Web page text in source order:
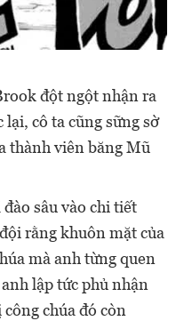
đột ngột nhận ra
cô ta cũng sững sờ
thành viên băng Mũ
đào sâu vào chi tiết
rằng khuôn mặt của
mà anh từng quen
lập tức phủ nhận
chúa đó còn